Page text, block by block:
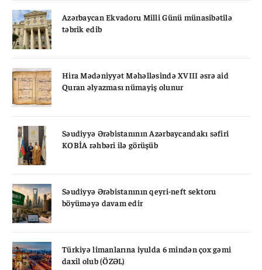
Azərbaycan Ekvadoru Milli Günü münasibətilə
təbrik edib
Hira Mədəniyyət Məhəlləsində XVIII əsrə aid
Quran əlyazması nümayiş olunur
Səudiyyə Ərəbistanının Azərbaycandakı səfiri
KOBİA rəhbəri ilə görüşüb
Səudiyyə Ərəbistanının qeyri-neft sektoru
böyüməyə davam edir
Türkiyə limanlarına iyulda 6 mindən çox gəmi
daxil olub (ÖZƏL)